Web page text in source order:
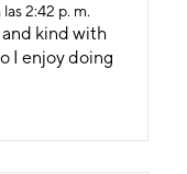
2:42 p. m.